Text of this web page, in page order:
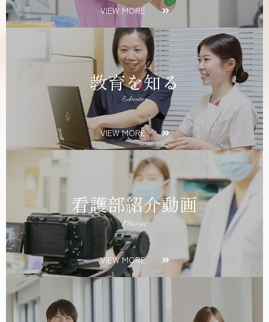
VIEW MORE
教育を知る
Education
VIEW MORE
看護部紹介動画
Movies
VIEW MORE